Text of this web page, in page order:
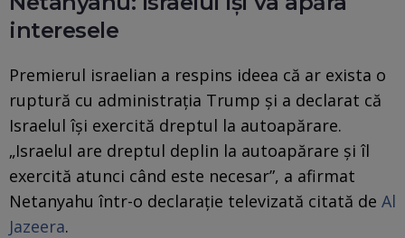
interesele
Premierul israelian a respins ideea că ar exista o
ruptură cu administrația Trump și a declarat că
Israelul își exercită dreptul la autoapărare.
„Israelul are dreptul deplin la autoapărare și îl
exercită atunci când este necesar”, a afirmat
Netanyahu într-o declarație televizată citată de Al
Jazeera.